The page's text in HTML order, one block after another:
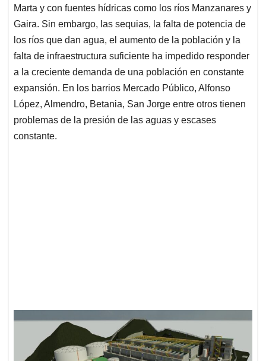
Marta y con fuentes hídricas como los ríos Manzanares y
Gaira. Sin embargo, las sequias, la falta de potencia de
los ríos que dan agua, el aumento de la población y la
falta de infraestructura suficiente ha impedido responder
a la creciente demanda de una población en constante
expansión. En los barrios Mercado Público, Alfonso
López, Almendro, Betania, San Jorge entre otros tienen
problemas de la presión de las aguas y escases
constante.